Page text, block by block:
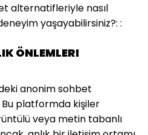
alternatifleriyle nasıl
yaşayabilirsiniz?: :
ÖNLEMLERI
anonim sohbet
platformda kişiler
veya metin tabanlı